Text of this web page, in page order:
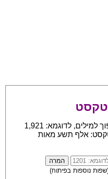
כתבו את המספר אותו יש להפוך למילים, לדוגמא: 1,921
אלף תשע מאות
נוספות בפיתוח)